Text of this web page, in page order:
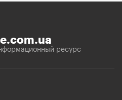
ресурс